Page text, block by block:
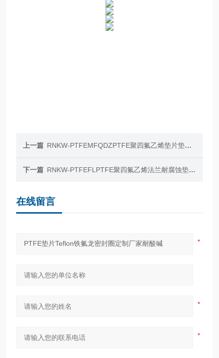
上一篇 RNKW-PTFEMFQDZPTFE聚四氟乙烯垫片垫圈密封圈O型圈可定制
下一篇 RNKW-PTFEFLPTFE聚四氟乙烯法兰耐腐蚀垫片法兰定制厂家
在线留言